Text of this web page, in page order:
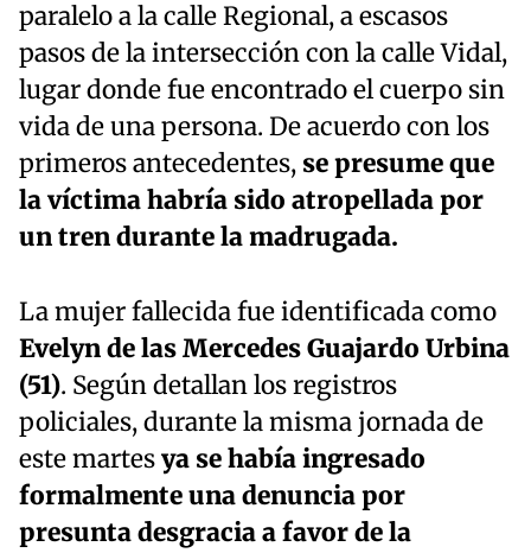
paralelo a la calle Regional, a escasos
pasos de la intersección con la calle Vidal,
lugar donde fue encontrado el cuerpo sin
vida de una persona. De acuerdo con los
primeros antecedentes, se presume que
la víctima habría sido atropellada por
un tren durante la madrugada.
La mujer fallecida fue identificada como
Evelyn de las Mercedes Guajardo Urbina
(51). Según detallan los registros
policiales, durante la misma jornada de
este martesya se había ingresado
formalmente una denuncia por
presunta desgracia a favor de la